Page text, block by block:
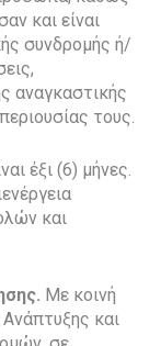
και είναι
συνδρομής ή/
αναγκαστικής
τους.
έξι (6) μήνες.
και
Με κοινή
και